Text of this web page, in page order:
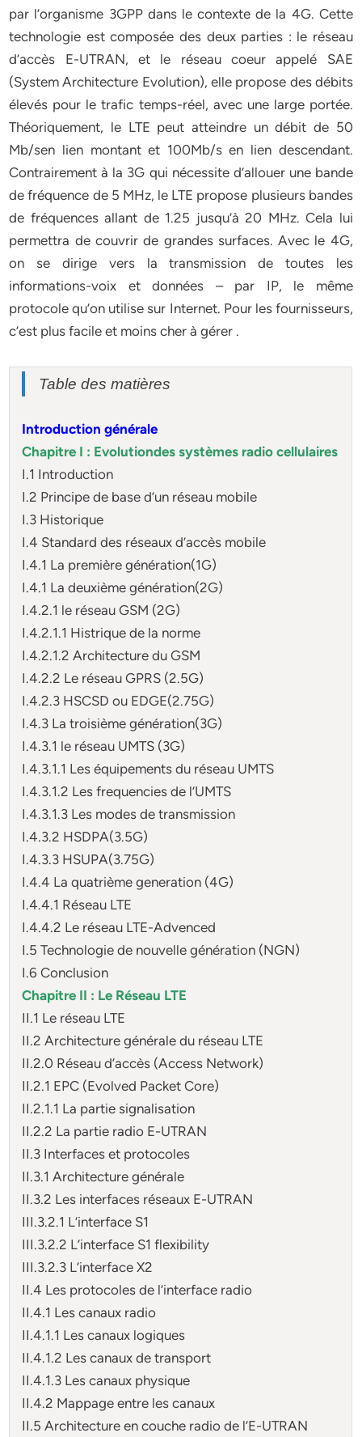
par l’organisme 3GPP dans le contexte de la 4G. Cette
technologie est composée des deux parties : le réseau
d’accès E-UTRAN, et le réseau coeur appelé SAE
(System Architecture Evolution), elle propose des débits
élevés pour le trafic temps-réel, avec une large portée.
Théoriquement, le LTE peut atteindre un débit de 50
Mb/sen lien montant et 100Mb/s en lien descendant.
Contrairement à la 3G qui nécessite d’allouer une bande
de fréquence de 5 MHz, le LTE propose plusieurs bandes
de fréquences allant de 1.25 jusqu’à 20 MHz. Cela lui
permettra de couvrir de grandes surfaces. Avec le 4G,
on se dirige vers la transmission de toutes les
informations-voix et données – par IP, le même
protocole qu’on utilise sur Internet. Pour les fournisseurs,
c’est plus facile et moins cher à gérer .
Table des matières
Introduction générale
Chapitre I : Evolutiondes systèmes radio cellulaires
I.1 Introduction
I.2 Principe de base d’un réseau mobile
I.3 Historique
I.4 Standard des réseaux d’accès mobile
I.4.1 La première génération(1G)
I.4.1 La deuxième génération(2G)
I.4.2.1 le réseau GSM (2G)
I.4.2.1.1 Histrique de la norme
I.4.2.1.2 Architecture du GSM
I.4.2.2 Le réseau GPRS (2.5G)
I.4.2.3 HSCSD ou EDGE(2.75G)
I.4.3 La troisième génération(3G)
I.4.3.1 le réseau UMTS (3G)
I.4.3.1.1 Les équipements du réseau UMTS
I.4.3.1.2 Les frequencies de l’UMTS
I.4.3.1.3 Les modes de transmission
I.4.3.2 HSDPA(3.5G)
I.4.3.3 HSUPA(3.75G)
I.4.4 La quatrième generation (4G)
I.4.4.1 Réseau LTE
I.4.4.2 Le réseau LTE-Advenced
I.5 Technologie de nouvelle génération (NGN)
I.6 Conclusion
Chapitre II : Le Réseau LTE
II.1 Le réseau LTE
II.2 Architecture générale du réseau LTE
II.2.0 Réseau d’accès (Access Network)
II.2.1 EPC (Evolved Packet Core)
II.2.1.1 La partie signalisation
II.2.2 La partie radio E-UTRAN
II.3 Interfaces et protocoles
II.3.1 Architecture générale
II.3.2 Les interfaces réseaux E-UTRAN
III.3.2.1 L’interface S1
III.3.2.2 L’interface S1 flexibility
III.3.2.3 L’interface X2
II.4 Les protocoles de l’interface radio
II.4.1 Les canaux radio
II.4.1.1 Les canaux logiques
II.4.1.2 Les canaux de transport
II.4.1.3 Les canaux physique
II.4.2 Mappage entre les canaux
II.5 Architecture en couche radio de l’E-UTRAN